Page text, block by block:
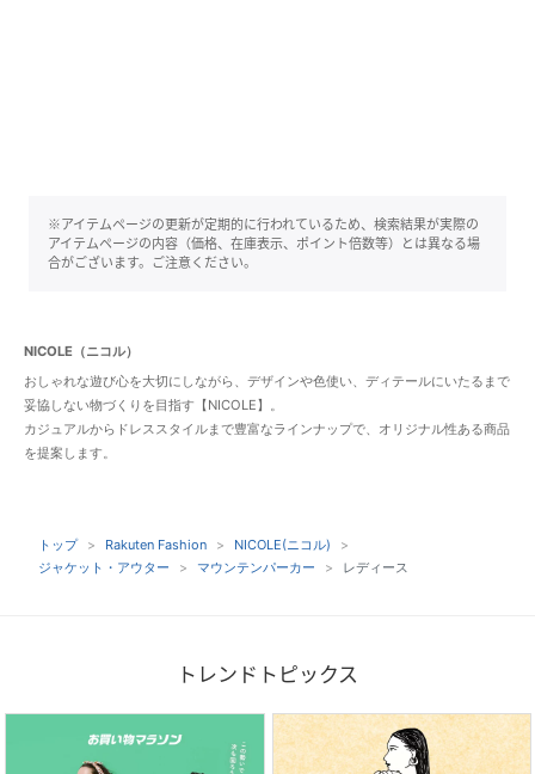
※アイテムページの更新が定期的に行われているため、検索結果が実際の
アイテムページの内容（価格、在庫表示、ポイント倍数等）とは異なる場
合がございます。ご注意ください。
NICOLE（ニコル）
おしゃれな遊び心を大切にしながら、デザインや色使い、ディテールにいたるまで
妥協しない物づくりを目指す【NICOLE】。
カジュアルからドレススタイルまで豊富なラインナップで、オリジナル性ある商品
を提案します。
トップ Rakuten Fashion
NICOLE(ニコル)
ジャケット・アウター
マウンテンパーカー レディース
トレンドトピックス